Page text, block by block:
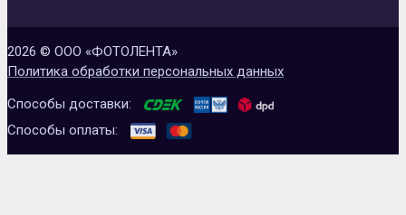
2026 © ООО «ФОТОЛЕНТА»
Политика обработки персональных данных
Способы доставки:
Способы оплаты: